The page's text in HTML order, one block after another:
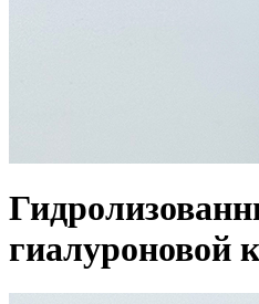
гиалуроновой